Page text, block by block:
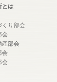
とは
くり部会
会
産部会
会
会